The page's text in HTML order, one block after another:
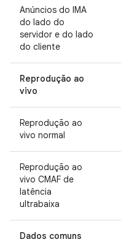
Anúncios do IMA
do lado do
servidor e do lado
do cliente
Reprodução ao
vivo
Reprodução ao
vivo normal
Reprodução ao
vivo CMAF de
latência
ultrabaixa
Dados comuns